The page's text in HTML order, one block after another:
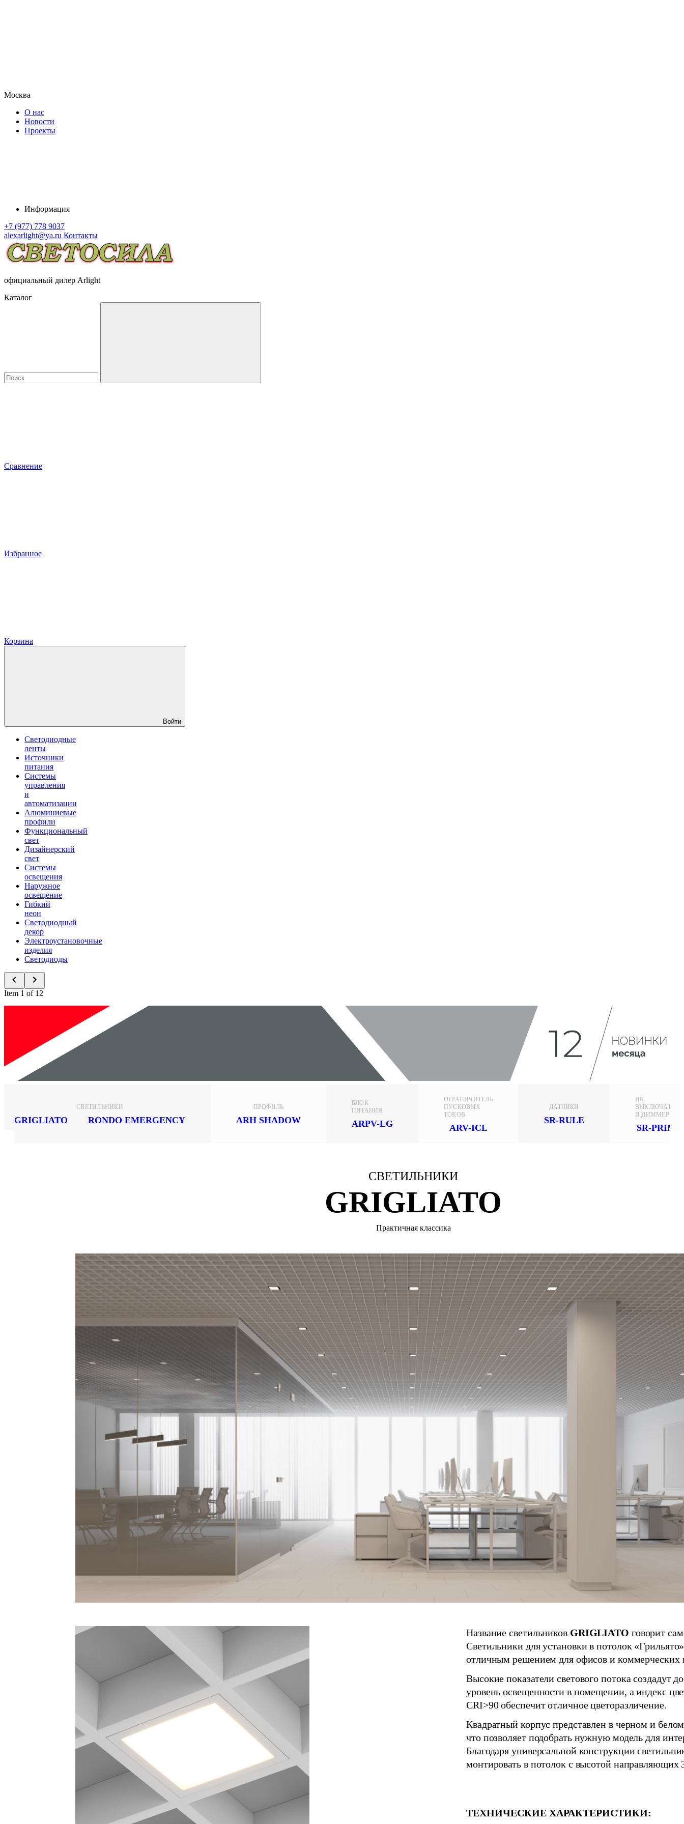
Москва
О нас
Новости
Проекты
Информация
+7 (977) 778 9037
alexarlight@ya.ru Контакты
официальный дилер Arlight
Каталог
Сравнение
Избранное
Корзина
Войти
Светодиодные
ленты
Источники
питания
Системы
управления
и
автоматизации
Алюминиевые
профили
Функциональный
свет
Дизайнерский
свет
Системы
освещения
Наружное
освещение
Гибкий
неон
Светодиодный
декор
Электроустановочные
изделия
Светодиоды
Item 1 of 12
СВЕТИЛЬНИКИ
GRIGLIATO RONDO EMERGENCY
ПРОФИЛЬ
ARH SHADOW
БЛОК
ПИТАНИЯ
ARPV-LG
ОГРАНИЧИТЕЛЬ
ПУСКОВЫХ
ТОКОВ
ARV-ICL
ДАТЧИКИ
SR-RULE
ИК-
ВЫКЛЮЧАТЕЛИ
И ДИММЕРЫ
SR-PRIME
СВЕТИЛЬНИКИ
GRIGLIATO
Практичная классика
Название светильников GRIGLIATO говорит
Светильники для установки в потолок
отличным решением для офисов и коммерческих
Высокие показатели светового потока создадут
уровень освещенности в помещении, а индекс
CRI>90 обеспечит отличное цветоразличение.
Квадратный корпус представлен в черном и
что позволяет подобрать нужную модель для
Благодаря универсальной конструкции
монтировать в потолок с высотой направляющих
ТЕХНИЧЕСКИЕ ХАРАКТЕРИСТИКИ: